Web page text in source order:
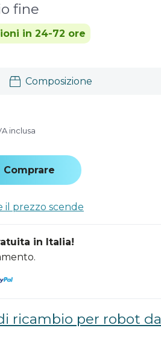
fine
in 24-72 ore
Composizione
inclusa
Comprare
il prezzo scende
in Italia!
ricambio per robot da